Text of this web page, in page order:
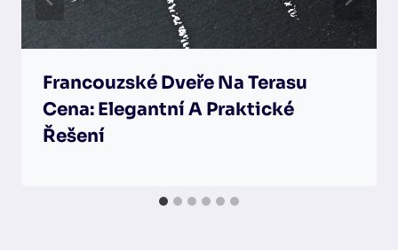
Francouzské Dveře Na Terasu
Cena: Elegantní A Praktické
Řešení